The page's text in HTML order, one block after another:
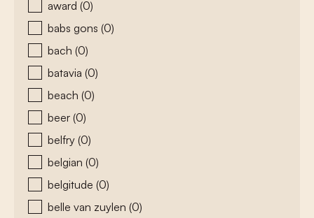
award (0)
babs gons (0)
bach (0)
batavia (0)
beach (0)
beer (0)
belfry (0)
belgian (0)
belgitude (0)
belle van zuylen (0)